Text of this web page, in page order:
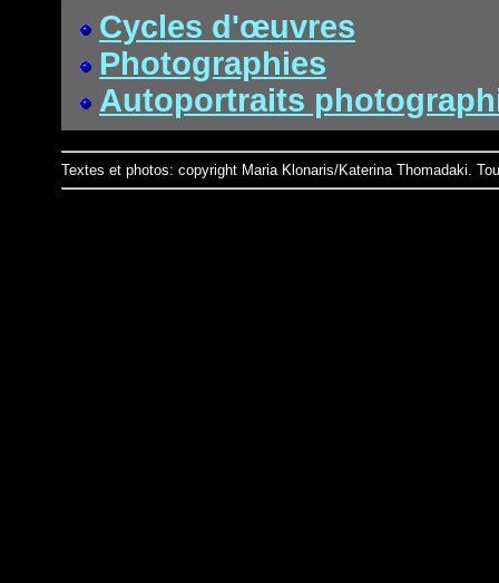
Cycles d'œuvres
Photographies
Autoportraits
Textes et photos: copyright Maria Klonaris/Katerina Thomadaki.